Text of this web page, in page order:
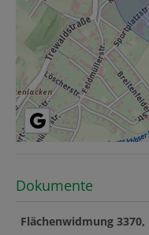
Dokumente
Flächenwidmung